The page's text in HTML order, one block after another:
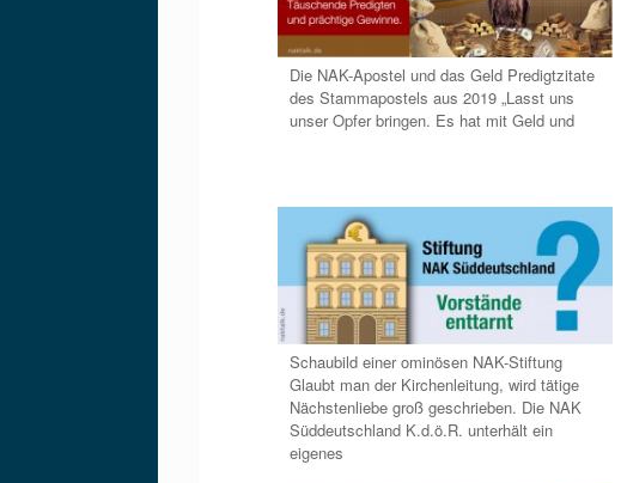
Die NAK-Apostel und das Geld Predigtzitate
des Stammapostels aus 2019 „Lasst uns
unser Opfer bringen. Es hat mit Geld und
Schaubild einer ominösen NAK-Stiftung
Glaubt man der Kirchenleitung, wird tätige
Nächstenliebe groß geschrieben. Die NAK
Süddeutschland K.d.ö.R. unterhält ein
eigenes